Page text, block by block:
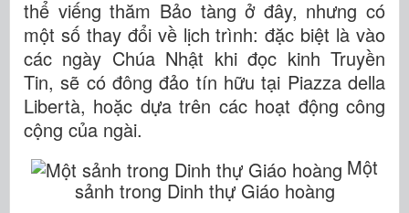
thể viếng thăm Bảo tàng ở đây, nhưng có
một số thay đổi về lịch trình: đặc biệt là vào
các ngày Chúa Nhật khi đọc kinh Truyền
Tin, sẽ có đông đảo tín hữu tại Piazza della
Libertà, hoặc dựa trên các hoạt động công
cộng của ngài.
Một
sảnh trong Dinh thự Giáo hoàng